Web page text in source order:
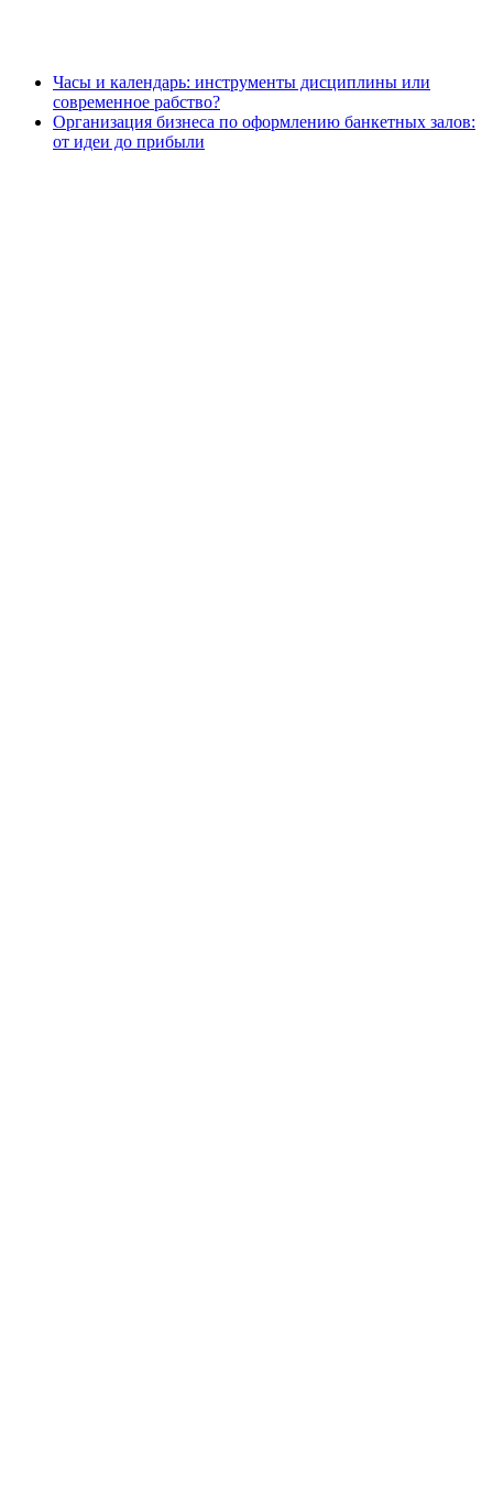
Часы и календарь: инструменты дисциплины или
современное рабство?
Организация бизнеса по оформлению банкетных залов:
от идеи до прибыли